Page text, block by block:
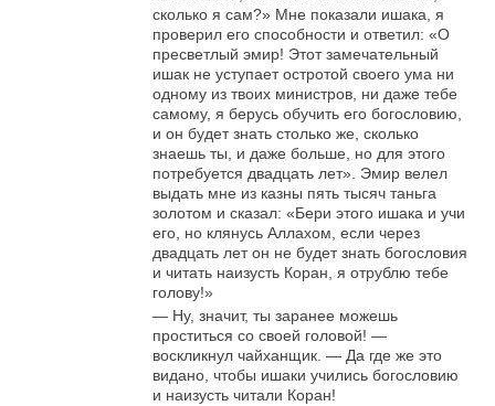
сколько я сам?» Мне показали ишака, я
проверил его способности и ответил: «О
пресветлый эмир! Этот замечательный
ишак не уступает остротой своего ума ни
одному из твоих министров, ни даже тебе
самому, я берусь обучить его богословию,
и он будет знать столько же, сколько
знаешь ты, и даже больше, но для этого
потребуется двадцать лет». Эмир велел
выдать мне из казны пять тысяч таньга
золотом и сказал: «Бери этого ишака и учи
его, но клянусь Аллахом, если через
двадцать лет он не будет знать богословия
и читать наизусть Коран, я отрублю тебе
голову!»
— Ну, значит, ты заранее можешь
проститься со своей головой! —
воскликнул чайханщик. — Да где же это
видано, чтобы ишаки учились богословию
и наизусть читали Коран!